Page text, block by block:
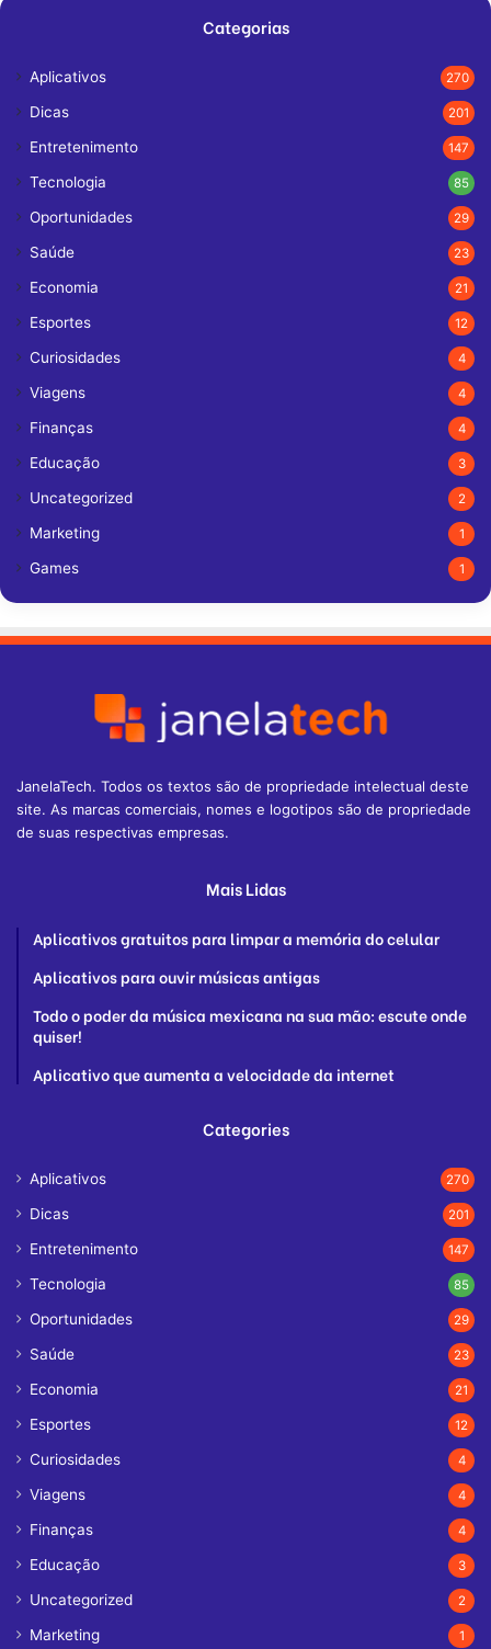
Categorias
Aplicativos 270
Dicas 201
Entretenimento 147
Tecnologia 85
Oportunidades 29
Saúde 23
Economia 21
Esportes 12
Curiosidades 4
Viagens 4
Finanças 4
Educação 3
Uncategorized 2
Marketing 1
Games 1
JanelaTech. Todos os textos são de propriedade intelectual deste
site. As marcas comerciais, nomes e logotipos são de propriedade
de suas respectivas empresas.
Mais Lidas
Aplicativos gratuitos para limpar a memória do celular
Aplicativos para ouvir músicas antigas
Todo o poder da música mexicana na sua mão: escute onde
quiser!
Aplicativo que aumenta a velocidade da internet
Categories
Aplicativos 270
Dicas 201
Entretenimento 147
Tecnologia 85
Oportunidades 29
Saúde 23
Economia 21
Esportes 12
Curiosidades 4
Viagens 4
Finanças 4
Educação 3
Uncategorized 2
Marketing 1